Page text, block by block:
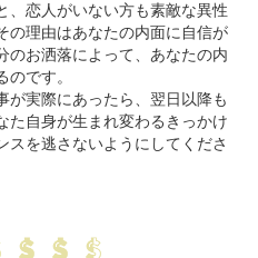
恋人がいない方も素敵な異性
の理由はあなたの内面に自信が
のお洒落によって、あなたの内
です。
実際にあったら、翌日以降も
た自身が生まれ変わるきっかけ
スを逃さないようにしてくださ